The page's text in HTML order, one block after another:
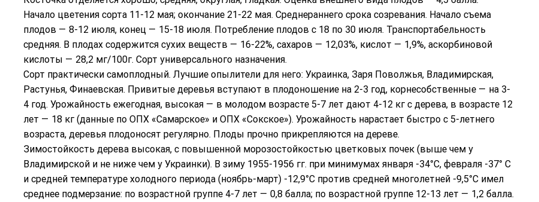
Начало цветения сорта 11-12 мая; окончание 21-22 мая. Среднераннего срока созревания. Начало съема
плодов — 8-12 июля, конец — 15-18 июля. Потребление плодов с 18 по 30 июля. Транспортабельность
средняя. В плодах содержится сухих веществ — 16-22%, сахаров — 12,03%, кислот — 1,9%, аскорбиновой
кислоты — 28,2 мг/100г. Сорт универсального назначения.
Сорт практически самоплодный. Лучшие опылители для него: Украинка, Заря Поволжья, Владимирская,
Растунья, Финаевская. Привитые деревья вступают в плодоношение на 2-3 год, корнесобственные — на 3-
4 год. Урожайность ежегодная, высокая — в молодом возрасте 5-7 лет дают 4-12 кг с дерева, в возрасте 12
лет — 18 кг (данные по ОПХ «Самарское» и ОПХ «Сокское»). Урожайность нарастает быстро с 5-летнего
возраста, деревья плодоносят регулярно. Плоды прочно прикрепляются на дереве.
Зимостойкость дерева высокая, с повышенной морозостойкостью цветковых почек (выше чем у
Владимирской и не ниже чем у Украинки). В зиму 1955-1956 гг. при минимумах января -34°С, февраля -37° С
и средней температуре холодного периода (ноябрь-март) -12,9°С против средней многолетней -9,5°С имел
среднее подмерзание: по возрастной группе 4-7 лет — 0,8 балла; по возрастной группе 12-13 лет — 1,2 балла.